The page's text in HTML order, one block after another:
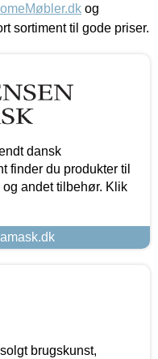
og
sortiment til gode priser.
dansk
finder du produkter til
andet tilbehør. Klik
brugskunst,